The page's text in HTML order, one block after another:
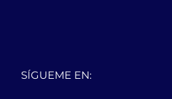
SÍGUEME EN: